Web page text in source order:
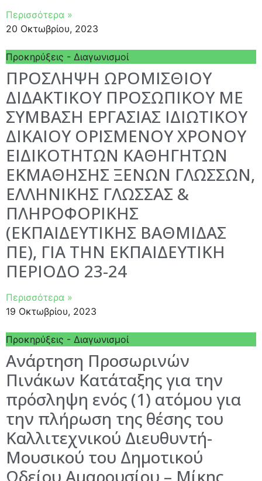
Περισσότερα »
20 Οκτωβρίου, 2023
Προκηρύξεις - Διαγωνισμοί
ΠΡΟΣΛΗΨΗ ΩΡΟΜΙΣΘΙΟΥ
ΔΙΔΑΚΤΙΚΟΥ ΠΡΟΣΩΠΙΚΟΥ ΜΕ
ΣΥΜΒΑΣΗ ΕΡΓΑΣΙΑΣ ΙΔΙΩΤΙΚΟΥ
ΔΙΚΑΙΟΥ ΟΡΙΣΜΕΝΟΥ ΧΡΟΝΟΥ
ΕΙΔΙΚΟΤΗΤΩΝ ΚΑΘΗΓΗΤΩΝ
ΕΚΜΑΘΗΣΗΣ ΞΕΝΩΝ ΓΛΩΣΣΩΝ,
ΕΛΛΗΝΙΚΗΣ ΓΛΩΣΣΑΣ &
ΠΛΗΡΟΦΟΡΙΚΗΣ
(ΕΚΠΑΙΔΕΥΤΙΚΗΣ ΒΑΘΜΙΔΑΣ
ΠΕ), ΓΙΑ ΤΗΝ ΕΚΠΑΙΔΕΥΤΙΚΗ
ΠΕΡΙΟΔΟ 23-24
Περισσότερα »
19 Οκτωβρίου, 2023
Προκηρύξεις - Διαγωνισμοί
Ανάρτηση Προσωρινών
Πινάκων Κατάταξης για την
πρόσληψη ενός (1) ατόμου για
την πλήρωση της θέσης του
Καλλιτεχνικού Διευθυντή-
Μουσικού του Δημοτικού
Ωδείου Αμαρουσίου – Μίκης